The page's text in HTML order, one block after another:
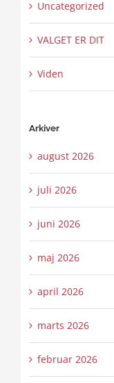
Uncategorized
VALGET ER DIT
Viden
Arkiver
august 2026
juli 2026
juni 2026
maj 2026
april 2026
marts 2026
februar 2026